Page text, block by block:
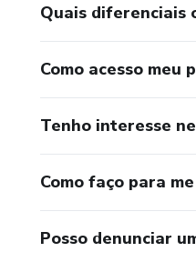
Quais diferenciais
Como acesso meu
Tenho interesse
Como faço para
Posso denunciar